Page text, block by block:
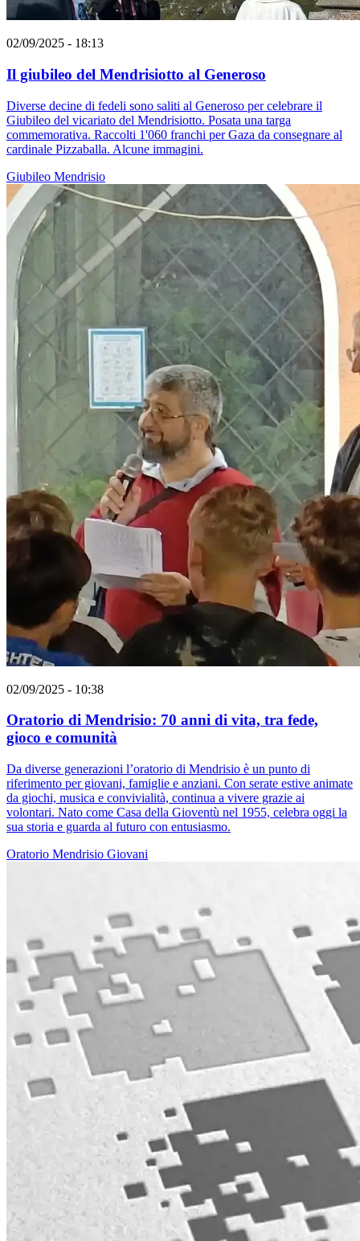
02/09/2025 - 18:13
Il giubileo del Mendrisiotto al Generoso
Diverse decine di fedeli sono saliti al Generoso per celebrare il
Giubileo del vicariato del Mendrisiotto. Posata una targa
commemorativa. Raccolti 1'060 franchi per Gaza da consegnare al
cardinale Pizzaballa. Alcune immagini.
Giubileo Mendrisio
02/09/2025 - 10:38
Oratorio di Mendrisio: 70 anni di vita, tra fede,
gioco e comunità
Da diverse generazioni l’oratorio di Mendrisio è un punto di
riferimento per giovani, famiglie e anziani. Con serate estive animate
da giochi, musica e convivialità, continua a vivere grazie ai
volontari. Nato come Casa della Gioventù nel 1955, celebra oggi la
sua storia e guarda al futuro con entusiasmo.
Oratorio Mendrisio Giovani